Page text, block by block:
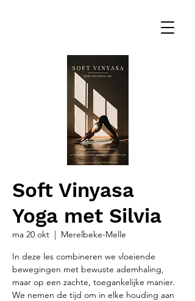
Soft Vinyasa
Yoga met Silvia
ma 20 okt
  |
Merelbeke-Melle
In deze les combineren we vloeiende
bewegingen met bewuste ademhaling,
maar op een zachte, toegankelijke manier.
We nemen de tijd om in elke houding aan